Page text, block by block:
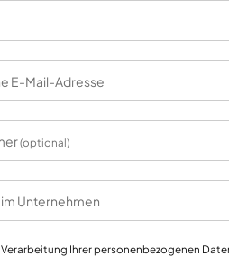
E-Mail-Adresse
(optional)
Unternehmen
Ihrer personenbezogenen